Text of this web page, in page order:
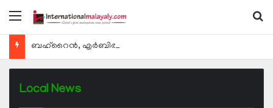
Menu
Local News